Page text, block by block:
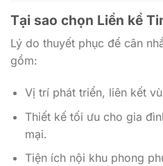
Tại sao chọn Liền kề
Lý do thuyết phục để cân
gồm:
Vị trí phát triển, liên kết
Thiết kế tối ưu cho gia
mại.
Tiện ích nội khu phong